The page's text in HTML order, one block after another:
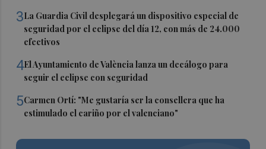
3La Guardia Civil desplegará un dispositivo especial de
seguridad por el eclipse del día 12, con más de 24.000
efectivos
4El Ayuntamiento de València lanza un decálogo para
seguir el eclipse con seguridad
5Carmen Ortí: "Me gustaría ser la consellera que ha
estimulado el cariño por el valenciano"